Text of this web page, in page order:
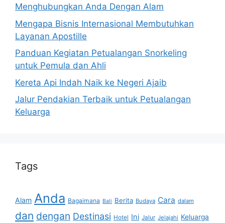
Menghubungkan Anda Dengan Alam
Mengapa Bisnis Internasional Membutuhkan
Layanan Apostille
Panduan Kegiatan Petualangan Snorkeling
untuk Pemula dan Ahli
Kereta Api Indah Naik ke Negeri Ajaib
Jalur Pendakian Terbaik untuk Petualangan
Keluarga
Tags
Alam Anda Bagaimana Bali Berita Budaya Cara dalam
dan dengan Destinasi Hotel Ini Jalur Jelajahi Keluarga